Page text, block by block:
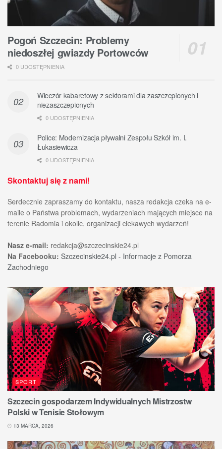
Pogoń Szczecin: Problemy
niedoszłej gwiazdy Portowców
0 UDOSTĘPNIENIA
Wieczór kabaretowy z sektorami dla zaszczepionych i
niezaszczepionych
0 UDOSTĘPNIENIA
Police: Modernizacja pływalni Zespołu Szkół im. I.
Łukasiewicza
0 UDOSTĘPNIENIA
Skontaktuj się z nami!
Serdecznie zapraszamy do kontaktu, nasza redakcja czeka na e-
maile o Państwa problemach, wydarzeniach mających miejsce na
terenie Radomia i okolic, organizacji ciekawych wydarzeń!
Nasz e-mail: redakcja@szczecinskie24.pl
Na Facebooku: Szczecinskie24.pl - Informacje z Pomorza
Zachodniego
SPORT
Szczecin gospodarzem Indywidualnych Mistrzostw
Polski w Tenisie Stołowym
13 MARCA, 2026